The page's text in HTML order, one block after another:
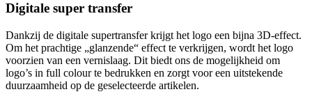
Digitale super transfer
Dankzij de digitale supertransfer krijgt het logo een bijna 3D-effect.
Om het prachtige „glanzende“ effect te verkrijgen, wordt het logo
voorzien van een vernislaag. Dit biedt ons de mogelijkheid om
logo’s in full colour te bedrukken en zorgt voor een uitstekende
duurzaamheid op de geselecteerde artikelen.